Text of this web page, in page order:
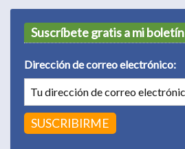
Suscríbete gratis a mi boletín
Dirección de correo electrónico: